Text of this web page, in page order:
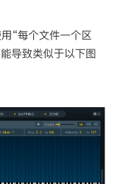
“每个文件一个区
导致类似于以下图